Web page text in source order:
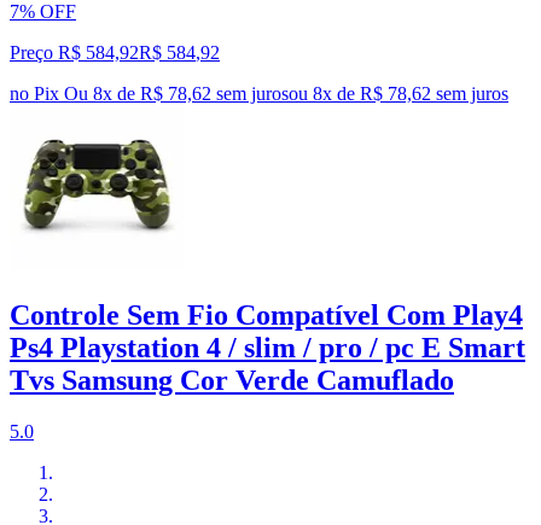
7% OFF
Preço R$ 584,92R$ 584,92
no Pix Ou 8x de R$ 78,62 sem jurosou 8x de R$ 78,62 sem juros
Controle Sem Fio Compatível Com Play4
Ps4 Playstation 4 / slim / pro / pc E Smart
Tvs Samsung Cor Verde Camuflado
5.0